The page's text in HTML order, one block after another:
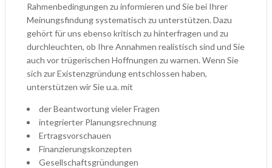
Rahmenbedingungen zu informieren und Sie bei Ihrer
Meinungsfindung systematisch zu unterstützen. Dazu
gehört für uns ebenso kritisch zu hinterfragen und zu
durchleuchten, ob Ihre Annahmen realistisch sind und Sie
auch vor trügerischen Hoffnungen zu warnen. Wenn Sie
sich zur Existenzgründung entschlossen haben,
unterstützen wir Sie u.a. mit
der Beantwortung vieler Fragen
integrierter Planungsrechnung
Ertragsvorschauen
Finanzierungskonzepten
Gesellschaftsgründungen